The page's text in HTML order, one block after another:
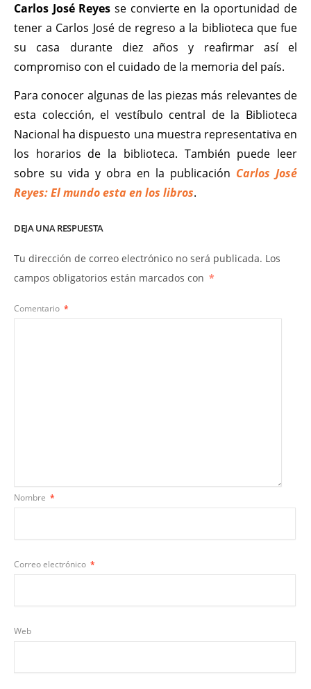
Carlos José Reyes se convierte en la oportunidad de
tener a Carlos José de regreso a la biblioteca que fue
su casa durante diez años y reafirmar así el
compromiso con el cuidado de la memoria del país.
Para conocer algunas de las piezas más relevantes de
esta colección, el vestíbulo central de la Biblioteca
Nacional ha dispuesto una muestra representativa en
los horarios de la biblioteca. También puede leer
sobre su vida y obra en la publicación Carlos José
Reyes: El mundo esta en los libros.
DEJA UNA RESPUESTA
Tu dirección de correo electrónico no será publicada. Los
campos obligatorios están marcados con *
Comentario *
Nombre *
Correo electrónico *
Web